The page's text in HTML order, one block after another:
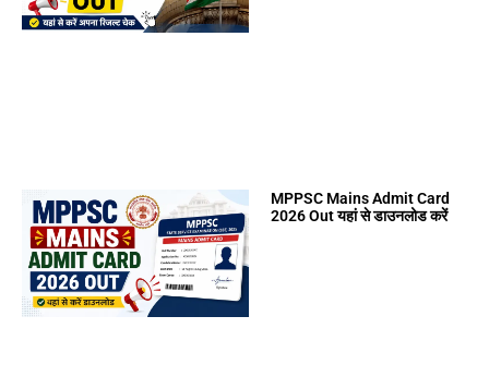
MPPSC Mains Admit Card
2026 Out यहां से डाउनलोड करें